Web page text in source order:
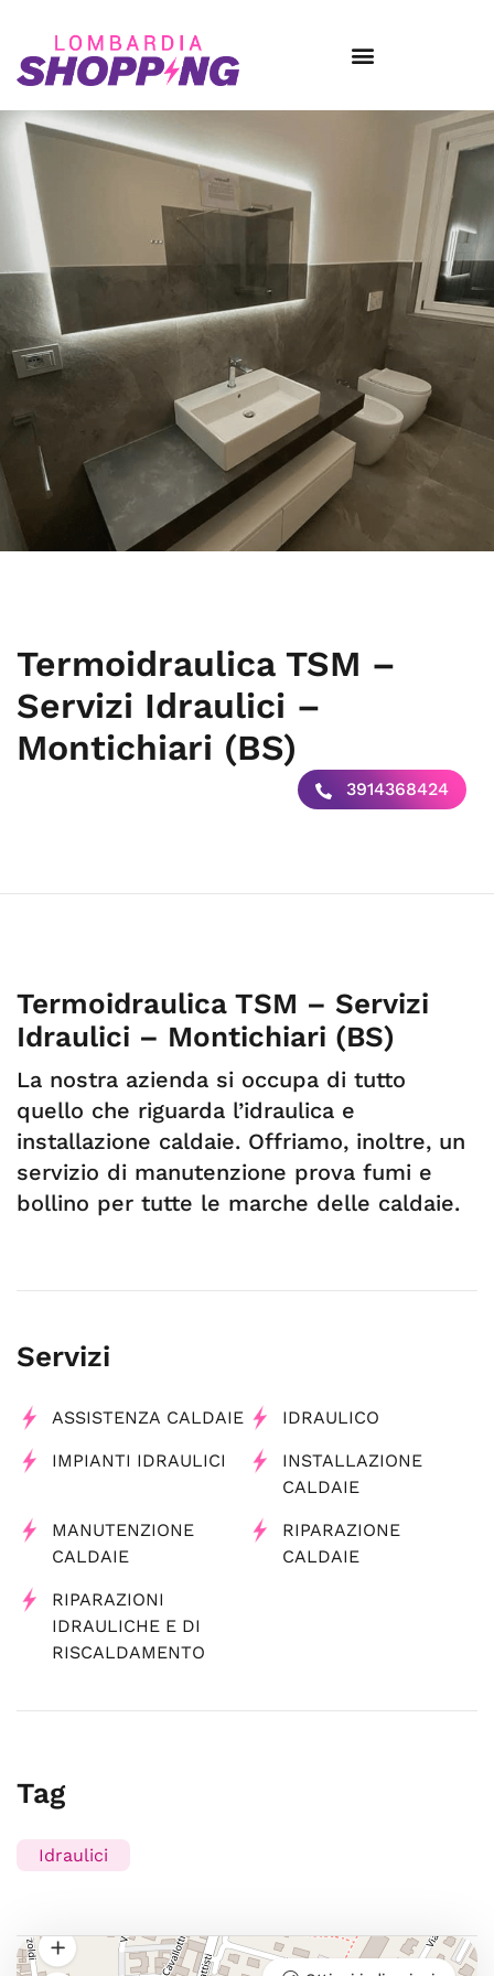
Termoidraulica TSM –
Servizi Idraulici –
Montichiari (BS)
3914368424
Termoidraulica TSM – Servizi
Idraulici – Montichiari (BS)
La nostra azienda si occupa di tutto
quello che riguarda l’idraulica e
installazione caldaie. Offriamo, inoltre, un
servizio di manutenzione prova fumi e
bollino per tutte le marche delle caldaie.
Servizi
ASSISTENZA CALDAIE IDRAULICO
IMPIANTI IDRAULICI
INSTALLAZIONE
CALDAIE
MANUTENZIONE
CALDAIE
RIPARAZIONE
CALDAIE
RIPARAZIONI
IDRAULICHE E DI
RISCALDAMENTO
Tag
Idraulici